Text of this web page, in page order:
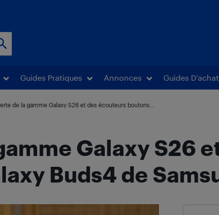
Guides Pratiques Annonces Guides D’achat
de la gamme Galaxy S26 et des écouteurs boutons...
Galaxy S26
Buds4 de